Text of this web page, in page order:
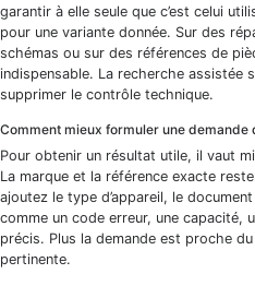
garantir à elle seule que c’est celui
pour une variante donnée. Sur des
schémas ou sur des références de
indispensable. La recherche assistée
supprimer le contrôle technique.
Comment mieux formuler une demande
Pour obtenir un résultat utile, il vaut
La marque et la référence exacte
ajoutez le type d’appareil, le
comme un code erreur, une capacité,
précis. Plus la demande est proche
pertinente.